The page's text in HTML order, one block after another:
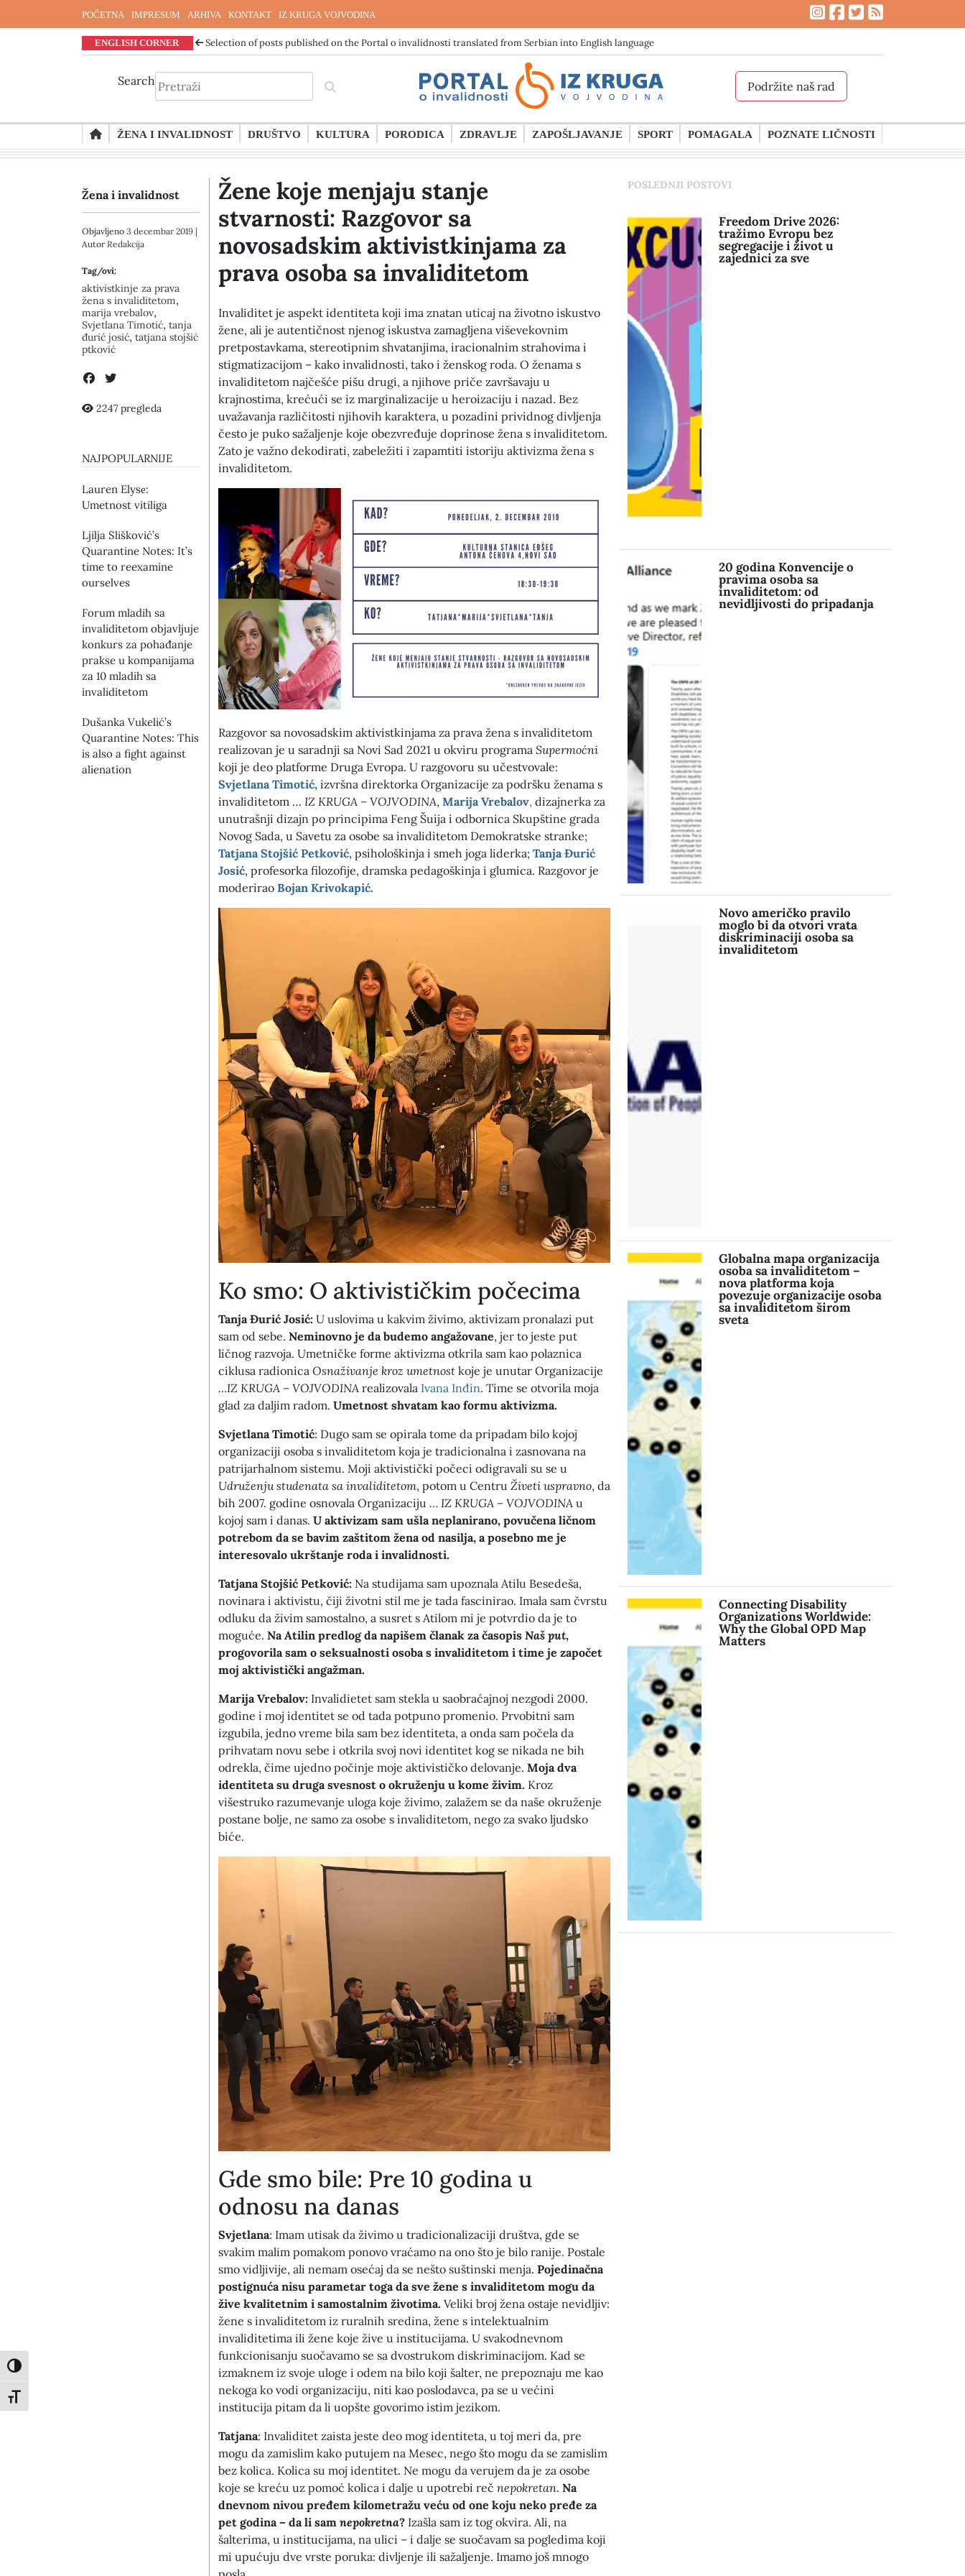
Toggle High Contrast
Toggle Font size
POČETNA IMPRESUM ARHIVA KONTAKT IZ KRUGA VOJVODINA
ENGLISH CORNER Selection of posts published on the Portal o invalidnosti translated from Serbian into English language
Search Podržite naš rad
to
content
ŽENA I INVALIDNOST DRUŠTVO KULTURA PORODICA ZDRAVLJE ZAPOŠLJAVANJE SPORT POMAGALA POZNATE LIČNOSTI
Žena i invalidnost
Objavljeno 3 decembar 2019 |
Autor Redakcija
Tag/ovi:
aktivistkinje za prava
žena s invaliditetom,
marija vrebalov,
Svjetlana Timotić, tanja
đurić josić, tatjana stojšić
ptković
2247 pregleda
NAJPOPULARNIJE
Lauren Elysе:
Umetnost vitiliga
Ljilja Slišković’s
Quarantine Notes: It’s
time to reexamine
ourselves
Forum mladih sa
invaliditetom objavljuje
konkurs za pohađanje
prakse u kompanijama
za 10 mladih sa
invaliditetom
Dušanka Vukelić’s
Quarantine Notes: This
is also a fight against
alienation
Žene koje menjaju stanje
stvarnosti: Razgovor sa
novosadskim aktivistkinjama za
prava osoba sa invaliditetom
Invaliditet je aspekt identiteta koji ima znatan uticaj na životno iskustvo
žene, ali je autentičnost njenog iskustva zamagljena viševekovnim
pretpostavkama, stereotipnim shvatanjima, iracionalnim strahovima i
stigmatizacijom – kako invalidnosti, tako i ženskog roda. O ženama s
invaliditetom najčešće pišu drugi, a njihove priče završavaju u
krajnostima, krećući se iz marginalizacije u heroizaciju i nazad. Bez
uvažavanja različitosti njihovih karaktera, u pozadini prividnog divljenja
često je puko sažaljenje koje obezvređuje doprinose žena s invaliditetom.
Zato je važno dekodirati, zabeležiti i zapamtiti istoriju aktivizma žena s
invaliditetom.
Razgovor sa novosadskim aktivistkinjama za prava žena s invaliditetom
realizovan je u saradnji sa Novi Sad 2021 u okviru programa Supermoćni
koji je deo platforme Druga Evropa. U razgovoru su učestvovale:
Svjetlana Timotić, izvršna direktorka Organizacije za podršku ženama s
invaliditetom … IZ KRUGA – VOJVODINA, Marija Vrebalov, dizajnerka za
unutrašnji dizajn po principima Feng Šuija i odbornica Skupštine grada
Novog Sada, u Savetu za osobe sa invaliditetom Demokratske stranke;
Tatjana Stojšić Petković, psihološkinja i smeh joga liderka; Tanja Đurić
Josić, profesorka filozofije, dramska pedagoškinja i glumica. Razgovor je
moderirao Bojan Krivokapić.
Ko smo: O aktivističkim počecima
Tanja Đurić Josić: U uslovima u kakvim živimo, aktivizam pronalazi put
sam od sebe. Neminovno je da budemo angažovane, jer to jeste put
ličnog razvoja. Umetničke forme aktivizma otkrila sam kao polaznica
ciklusa radionica Osnaživanje kroz umetnost koje je unutar Organizacije
…IZ KRUGA – VOJVODINA realizovala Ivana Inđin. Time se otvorila moja
glad za daljim radom. Umetnost shvatam kao formu aktivizma.
Svjetlana Timotić: Dugo sam se opirala tome da pripadam bilo kojoj
organizaciji osoba s invaliditetom koja je tradicionalna i zasnovana na
patrijarhalnom sistemu. Moji aktivistički počeci odigravali su se u
Udruženju studenata sa invaliditetom, potom u Centru Živeti uspravno, da
bih 2007. godine osnovala Organizaciju … IZ KRUGA – VOJVODINA u
kojoj sam i danas. U aktivizam sam ušla neplanirano, povučena ličnom
potrebom da se bavim zaštitom žena od nasilja, a posebno me je
interesovalo ukrštanje roda i invalidnosti.
Tatjana Stojšić Petković: Na studijama sam upoznala Atilu Besedeša,
novinara i aktivistu, čiji životni stil me je tada fascinirao. Imala sam čvrstu
odluku da živim samostalno, a susret s Atilom mi je potvrdio da je to
moguće. Na Atilin predlog da napišem članak za časopis Naš put,
progovorila sam o seksualnosti osoba s invaliditetom i time je započet
moj aktivistički angažman.
Marija Vrebalov: Invalidietet sam stekla u saobraćajnoj nezgodi 2000.
godine i moj identitet se od tada potpuno promenio. Prvobitni sam
izgubila, jedno vreme bila sam bez identiteta, a onda sam počela da
prihvatam novu sebe i otkrila svoj novi identitet kog se nikada ne bih
odrekla, čime ujedno počinje moje aktivističko delovanje. Moja dva
identiteta su druga svesnost o okruženju u kome živim. Kroz
višestruko razumevanje uloga koje živimo, zalažem se da naše okruženje
postane bolje, ne samo za osobe s invaliditetom, nego za svako ljudsko
biće.
Gde smo bile: Pre 10 godina u
odnosu na danas
Svjetlana: Imam utisak da živimo u tradicionalizaciji društva, gde se
svakim malim pomakom ponovo vraćamo na ono što je bilo ranije. Postale
smo vidljivije, ali nemam osećaj da se nešto suštinski menja. Pojedinačna
postignuća nisu parametar toga da sve žene s invaliditetom mogu da
žive kvalitetnim i samostalnim životima. Veliki broj žena ostaje nevidljiv:
žene s invaliditetom iz ruralnih sredina, žene s intelektualnim
invaliditetima ili žene koje žive u institucijama. U svakodnevnom
funkcionisanju suočavamo se sa dvostrukom diskriminacijom. Kad se
izmaknem iz svoje uloge i odem na bilo koji šalter, ne prepoznaju me kao
nekoga ko vodi organizaciju, niti kao poslodavca, pa se u većini
institucija pitam da li uopšte govorimo istim jezikom.
Tatjana: Invaliditet zaista jeste deo mog identiteta, u toj meri da, pre
mogu da zamislim kako putujem na Mesec, nego što mogu da se zamislim
bez kolica. Kolica su moj identitet. Ne mogu da verujem da je za osobe
koje se kreću uz pomoć kolica i dalje u upotrebi reč nepokretan. Na
dnevnom nivou pređem kilometražu veću od one koju neko pređe za
pet godina – da li sam nepokretna? Izašla sam iz tog okvira. Ali, na
šalterima, u institucijama, na ulici – i dalje se suočavam sa pogledima koji
mi upućuju dve vrste poruka: divljenje ili sažaljenje. Imamo još mnogo
POSLEDNJI POSTOVI
Freedom Drive 2026:
tražimo Evropu bez
segregacije i život u
zajednici za sve
20 godina Konvencije o
pravima osoba sa
invaliditetom: od
nevidljivosti do pripadanja
Novo američko pravilo
moglo bi da otvori vrata
diskriminaciji osoba sa
invaliditetom
Globalna mapa organizacija
osoba sa invaliditetom –
nova platforma koja
povezuje organizacije osoba
sa invaliditetom širom
sveta
Connecting Disability
Organizations Worldwide:
Why the Global OPD Map
Matters